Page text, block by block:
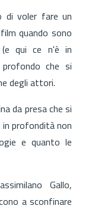
di voler fare un
quando sono
qui ce n'è in
che si
degli attori.
da presa che si
in profondità non
e quanto le
Gallo,
a sconfinare